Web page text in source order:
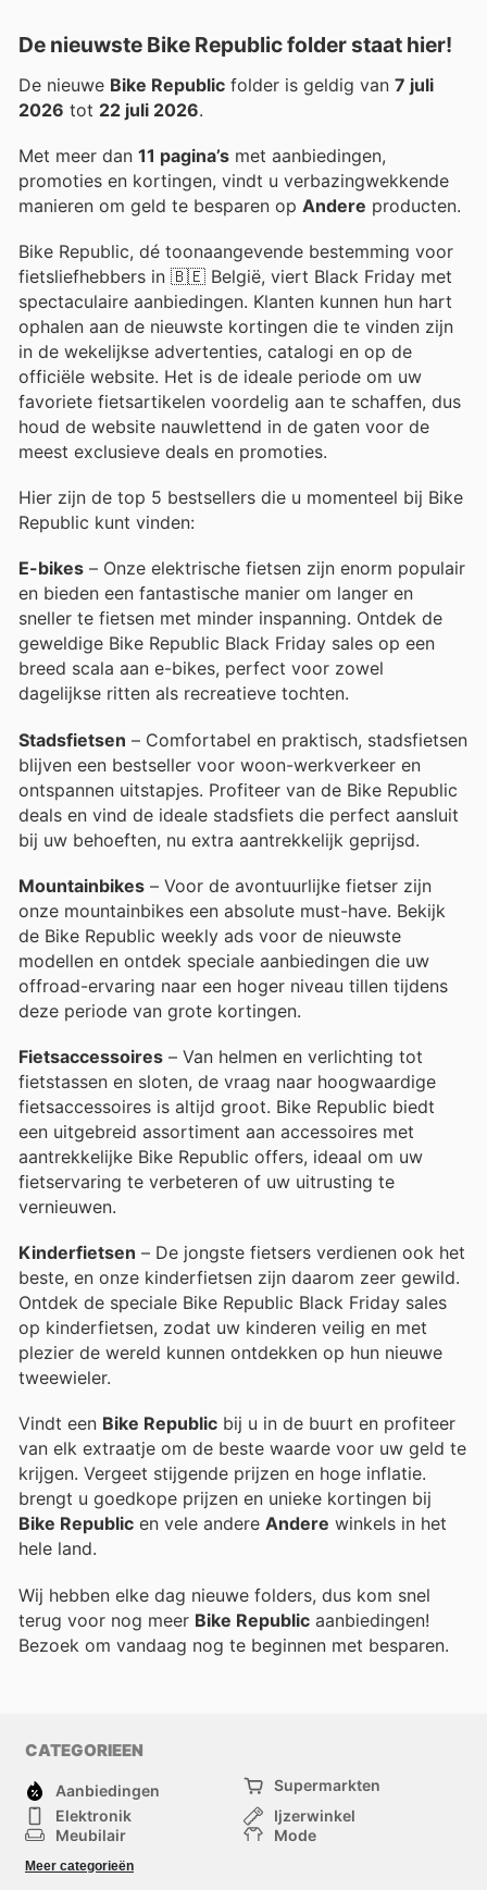
De nieuwste Bike Republic folder staat hier!
De nieuwe Bike Republic folder is geldig van 7 juli
2026 tot 22 juli 2026.
Met meer dan 11 pagina’s met aanbiedingen,
promoties en kortingen, vindt u verbazingwekkende
manieren om geld te besparen op Andere producten.
Bike Republic, dé toonaangevende bestemming voor
fietsliefhebbers in 🇧🇪 België, viert Black Friday met
spectaculaire aanbiedingen. Klanten kunnen hun hart
ophalen aan de nieuwste kortingen die te vinden zijn
in de wekelijkse advertenties, catalogi en op de
officiële website. Het is de ideale periode om uw
favoriete fietsartikelen voordelig aan te schaffen, dus
houd de website nauwlettend in de gaten voor de
meest exclusieve deals en promoties.
Hier zijn de top 5 bestsellers die u momenteel bij Bike
Republic kunt vinden:
E-bikes – Onze elektrische fietsen zijn enorm populair
en bieden een fantastische manier om langer en
sneller te fietsen met minder inspanning. Ontdek de
geweldige Bike Republic Black Friday sales op een
breed scala aan e-bikes, perfect voor zowel
dagelijkse ritten als recreatieve tochten.
Stadsfietsen – Comfortabel en praktisch, stadsfietsen
blijven een bestseller voor woon-werkverkeer en
ontspannen uitstapjes. Profiteer van de Bike Republic
deals en vind de ideale stadsfiets die perfect aansluit
bij uw behoeften, nu extra aantrekkelijk geprijsd.
Mountainbikes – Voor de avontuurlijke fietser zijn
onze mountainbikes een absolute must-have. Bekijk
de Bike Republic weekly ads voor de nieuwste
modellen en ontdek speciale aanbiedingen die uw
offroad-ervaring naar een hoger niveau tillen tijdens
deze periode van grote kortingen.
Fietsaccessoires – Van helmen en verlichting tot
fietstassen en sloten, de vraag naar hoogwaardige
fietsaccessoires is altijd groot. Bike Republic biedt
een uitgebreid assortiment aan accessoires met
aantrekkelijke Bike Republic offers, ideaal om uw
fietservaring te verbeteren of uw uitrusting te
vernieuwen.
Kinderfietsen – De jongste fietsers verdienen ook het
beste, en onze kinderfietsen zijn daarom zeer gewild.
Ontdek de speciale Bike Republic Black Friday sales
op kinderfietsen, zodat uw kinderen veilig en met
plezier de wereld kunnen ontdekken op hun nieuwe
tweewieler.
Vindt een Bike Republic bij u in de buurt en profiteer
van elk extraatje om de beste waarde voor uw geld te
krijgen. Vergeet stijgende prijzen en hoge inflatie.
brengt u goedkope prijzen en unieke kortingen bij
Bike Republic en vele andere Andere winkels in het
hele land.
Wij hebben elke dag nieuwe folders, dus kom snel
terug voor nog meer Bike Republic aanbiedingen!
Bezoek om vandaag nog te beginnen met besparen.
CATEGORIEEN
Aanbiedingen
Supermarkten
Elektronik
Ijzerwinkel
Meubilair
Mode
Schoonheid
Meer categorieën